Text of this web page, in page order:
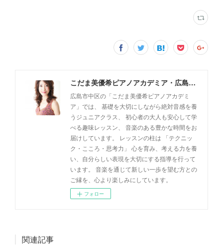
こだま美優希ピアノアカデミア・広島市中区
広島市中区の「こだま美優希ピアノアカデミ
ア」では、 基礎を大切にしながら絶対音感を養
うジュニアクラス、 初心者の大人も安心して学
べる趣味レッスン、 音楽のある豊かな時間をお
届けしています。 レッスンの柱は 「テクニッ
ク・こころ・思考力」 心を育み、考える力を養
い、自分らしい表現を大切にする指導を行って
います。 音楽を通じて新しい一歩を望む方との
ご縁を、心より楽しみにしています。
フォロー
関連記事